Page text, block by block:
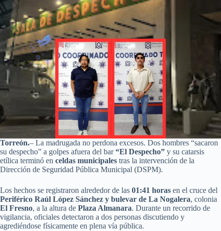
Torreón.– La madrugada no perdona excesos. Dos hombres “sacaron
su despecho” a golpes afuera del bar“El Despecho” y su catarsis
etílica terminó en celdas municipales tras la intervención de la
Dirección de Seguridad Pública Municipal (DSPM).
Los hechos se registraron alrededor de las 01:41 horas en el cruce del
Periférico Raúl López Sánchez y bulevar de La Nogalera, colonia
El Fresno, a la altura de Plaza Almanara. Durante un recorrido de
vigilancia, oficiales detectaron a dos personas discutiendo y
agrediéndose físicamente en plena vía pública.